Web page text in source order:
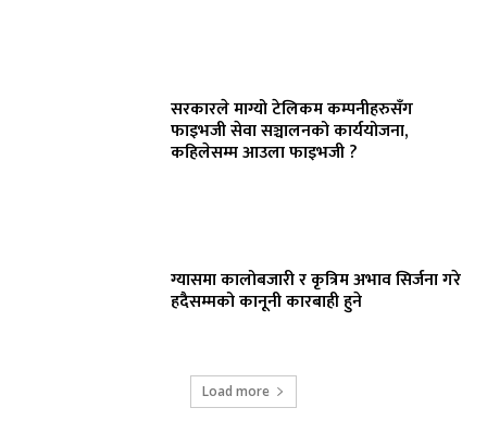
सरकारले माग्यो टेलिकम कम्पनीहरुसँग
फाइभजी सेवा सञ्चालनको कार्ययोजना,
कहिलेसम्म आउला फाइभजी ?
ग्यासमा कालोबजारी र कृत्रिम अभाव सिर्जना गरे
हदैसम्मको कानूनी कारबाही हुने
Load more